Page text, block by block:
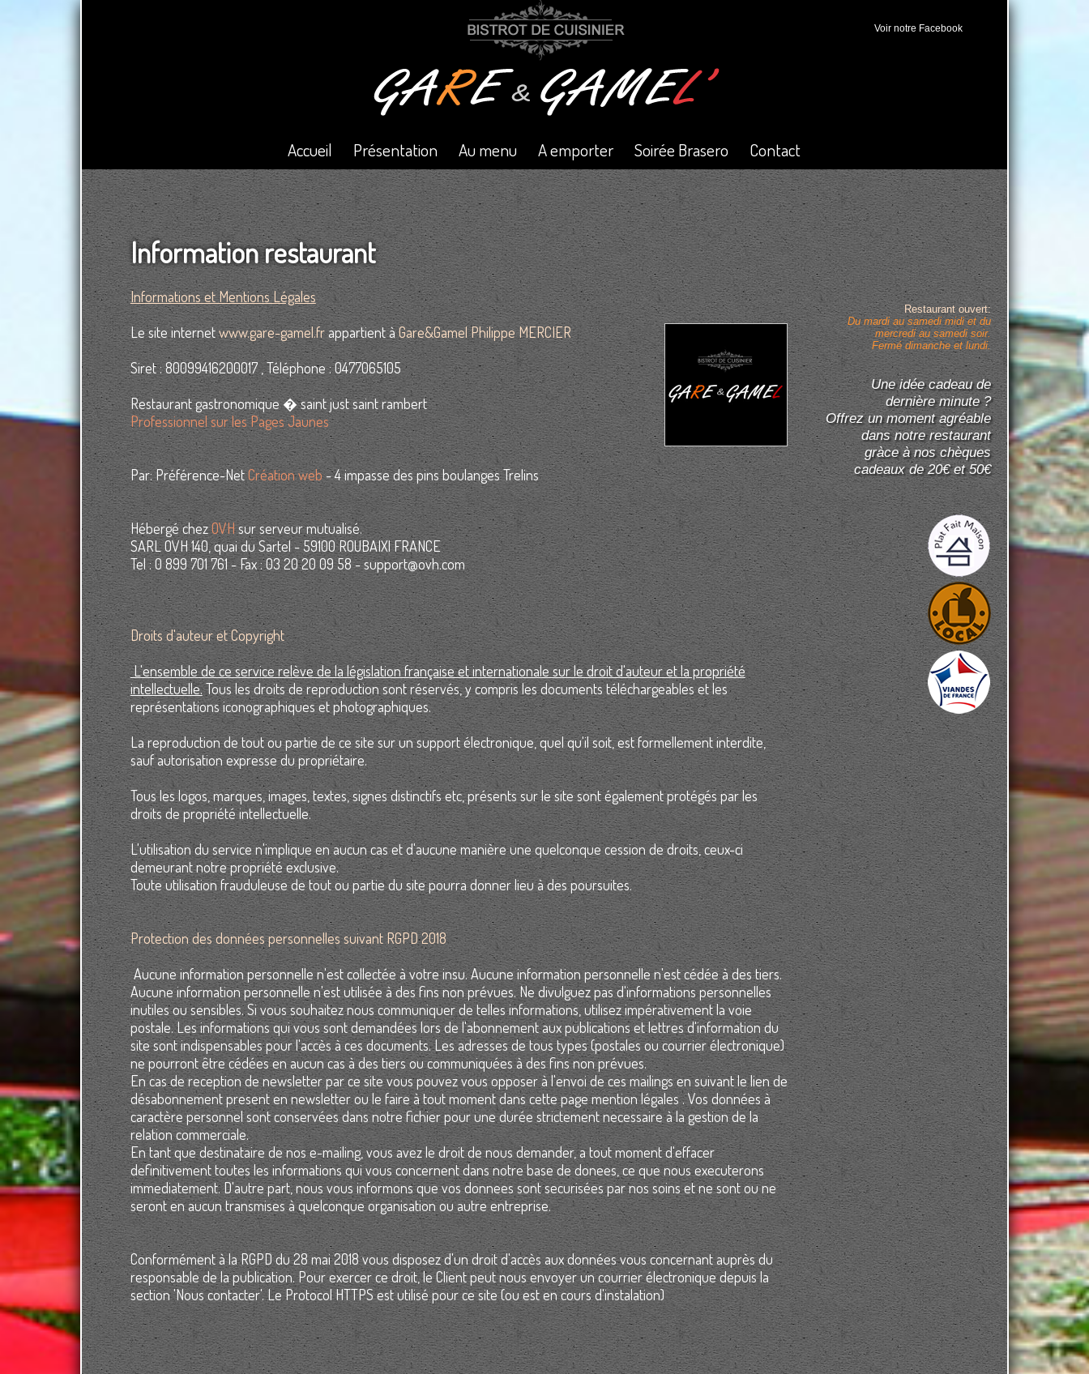
Voir notre Facebook
Accueil Présentation Au menu A emporter Soirée Brasero Contact
Information restaurant
Informations et Mentions Légales
Le site internetwww.gare-gamel.frappartient àGare&Gamel Philippe MERCIER
Siret : 80099416200017 , Téléphone : 0477065105
Restaurant gastronomique � saint just saint rambert
Professionnel sur les Pages Jaunes
Par: Préférence-NetCréation web- 4 impasse des pins boulanges Trelins
Hébergé chezOVHsur serveur mutualisé.
SARL OVH 140, quai du Sartel - 59100 ROUBAIX| FRANCE
Tel : 0 899 701 761 - Fax : 03 20 20 09 58 - support@ovh.com
Droits d'auteur et Copyright
L'ensemble de ce service relève de la législation française et internationale sur le droit d'auteur et la propriété
intellectuelle.Tous les droits de reproduction sont réservés, y compris les documents téléchargeables et les
représentations iconographiques et photographiques.
La reproduction de tout ou partie de ce site sur un support électronique, quel qu'il soit, est formellement interdite,
sauf autorisation expresse du propriétaire.
Tous les logos, marques, images, textes, signes distinctifs etc, présents sur le site sont également protégés par les
droits de propriété intellectuelle.
L'utilisation du service n'implique en aucun cas et d'aucune manière une quelconque cession de droits, ceux-ci
demeurant notre propriété exclusive.
Toute utilisation frauduleuse de tout ou partie du site pourra donner lieu à des poursuites.
Protection des données personnelles suivant RGPD 2018
Aucune information personnelle n'est collectée à votre insu. Aucune information personnelle n'est cédée à des tiers.
Aucune information personnelle n'est utilisée à des fins non prévues. Ne divulguez pas d'informations personnelles
inutiles ou sensibles. Si vous souhaitez nous communiquer de telles informations, utilisez impérativement la voie
postale. Les informations qui vous sont demandées lors de l'abonnement aux publications et lettres d'information du
site sont indispensables pour l'accès à ces documents. Les adresses de tous types (postales ou courrier électronique)
ne pourront être cédées en aucun cas à des tiers ou communiquées à des fins non prévues.
En cas de reception de newsletter par ce site vous pouvez vous opposer à l'envoi de ces mailings en suivant le lien de
désabonnement present en newsletter ou le faire à tout moment dans cette page mention légales . Vos données à
caractère personnel sont conservées dans notre fichier pour une durée strictement necessaire à la gestion de la
relation commerciale.
En tant que destinataire de nos e-mailing, vous avez le droit de nous demander, a tout moment d'effacer
definitivement toutes les informations qui vous concernent dans notre base de donees, ce que nous executerons
immediatement. D'autre part, nous vous informons que vos donnees sont securisées par nos soins et ne sont ou ne
seront en aucun transmises à quelconque organisation ou autre entreprise.
Conformément à la RGPD du 28 mai 2018 vous disposez d'un droit d'accès aux données vous concernant auprès du
responsable de la publication. Pour exercer ce droit, le Client peut nous envoyer un courrier électronique depuis la
section 'Nous contacter'. Le Protocol HTTPS est utilisé pour ce site (ou est en cours d'instalation)
Restaurant ouvert:
Du mardi au samedi midi et du
mercredi au samedi soir.
Fermé dimanche et lundi.
Une idée cadeau de
dernière minute ?
Offrez un moment agréable
dans notre restaurant
gràce à nos chèques
cadeaux de 20€ et 50€